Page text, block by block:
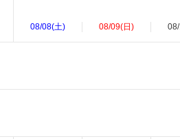
08/08(土) 08/09(日)